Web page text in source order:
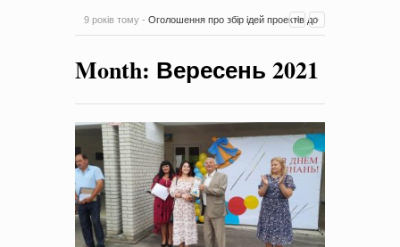
9 років тому - Оголошення про збір ідей проектів до
на період 2018 – 2020 роки Оголошення про збір ідей
проектів-0 Коментарів
Month: Вересень 2021